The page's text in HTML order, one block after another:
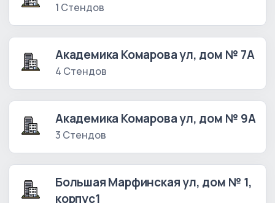
1 Стендов
Академика Комарова ул, дом № 7А
4 Стендов
Академика Комарова ул, дом № 9А
3 Стендов
Большая Марфинская ул, дом № 1,
корпус1